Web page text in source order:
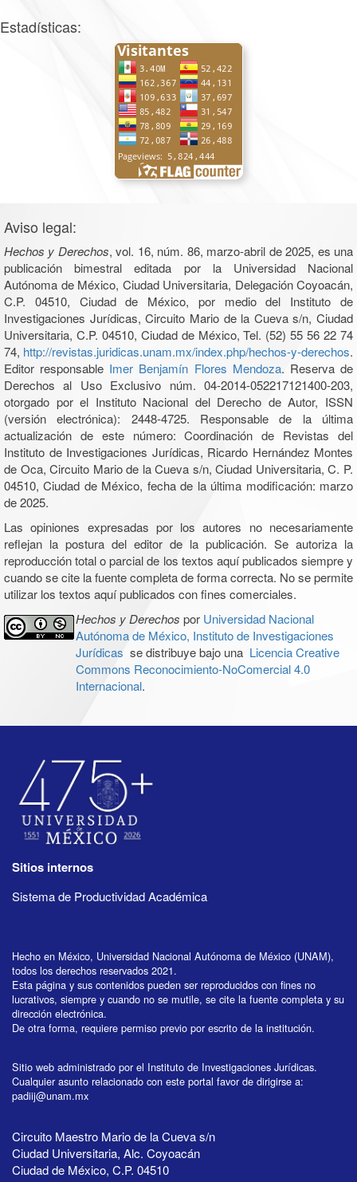
Estadísticas:
Aviso legal:
Hechos y Derechos, vol. 16, núm. 86, marzo-abril de 2025, es una
publicación bimestral editada por la Universidad Nacional
Autónoma de México, Ciudad Universitaria, Delegación Coyoacán,
C.P. 04510, Ciudad de México, por medio del Instituto de
Investigaciones Jurídicas, Circuito Mario de la Cueva s/n, Ciudad
Universitaria, C.P. 04510, Ciudad de México, Tel. (52) 55 56 22 74
74, http://revistas.juridicas.unam.mx/index.php/hechos-y-derechos.
Editor responsable Imer Benjamín Flores Mendoza. Reserva de
Derechos al Uso Exclusivo núm. 04-2014-052217121400-203,
otorgado por el Instituto Nacional del Derecho de Autor, ISSN
(versión electrónica): 2448-4725. Responsable de la última
actualización de este número: Coordinación de Revistas del
Instituto de Investigaciones Jurídicas, Ricardo Hernández Montes
de Oca, Circuito Mario de la Cueva s/n, Ciudad Universitaria, C. P.
04510, Ciudad de México, fecha de la última modificación: marzo
de 2025.
Las opiniones expresadas por los autores no necesariamente
reflejan la postura del editor de la publicación. Se autoriza la
reproducción total o parcial de los textos aquí publicados siempre y
cuando se cite la fuente completa de forma correcta. No se permite
utilizar los textos aquí publicados con fines comerciales.
Hechos y Derechos por Universidad Nacional
Autónoma de México, Instituto de Investigaciones
Jurídicas se distribuye bajo una Licencia Creative
Commons Reconocimiento-NoComercial 4.0
Internacional.
Sitios internos
Sistema de Productividad Académica
Hecho en México, Universidad Nacional Autónoma de México (UNAM),
todos los derechos reservados 2021.
Esta página y sus contenidos pueden ser reproducidos con fines no
lucrativos, siempre y cuando no se mutile, se cite la fuente completa y su
dirección electrónica.
De otra forma, requiere permiso previo por escrito de la institución.
Sitio web administrado por el Instituto de Investigaciones Jurídicas.
Cualquier asunto relacionado con este portal favor de dirigirse a:
padiij@unam.mx
Circuito Maestro Mario de la Cueva s/n
Ciudad Universitaria, Alc. Coyoacán
Ciudad de México, C.P. 04510